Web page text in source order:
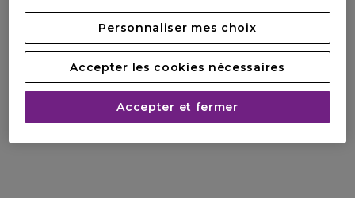
Personnaliser mes choix
Accepter les cookies nécessaires
Accepter et fermer